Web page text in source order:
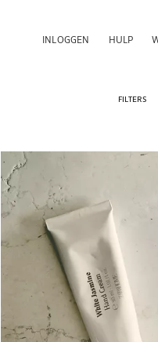
INLOGGEN HULP
FILTERS
Afbeelding gewijzigd naar 1 van